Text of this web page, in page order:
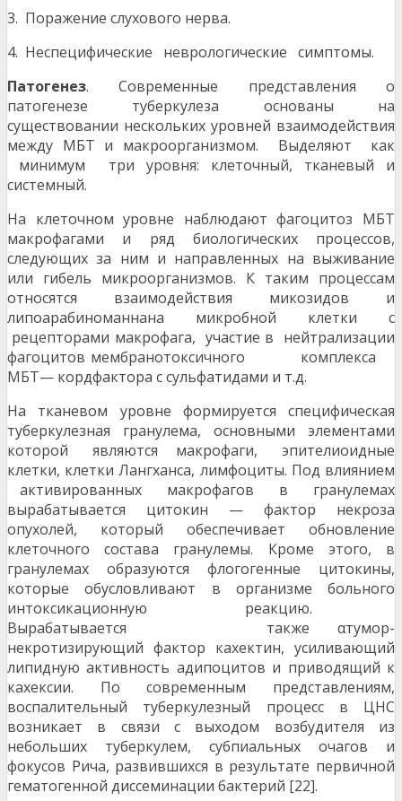
3. Поражение слухового нерва.
4. Неспецифические неврологические симптомы.
Патогенез. Современные представления о
патогенезе туберкулеза основаны на
существовании нескольких уровней взаимодействия
между МБТ и макроорганизмом. Выделяют как
минимум три уровня: клеточный, тканевый и
системный.
На клеточном уровне наблюдают фагоцитоз МБТ
макрофагами и ряд биологических процессов,
следующих за ним и направленных на выживание
или гибель микроорганизмов. К таким процессам
относятся взаимодействия микозидов и
липоарабиноманнана микробной клетки с
рецепторами макрофага, участие в нейтрализации
фагоцитов мембранотоксичного комплекса
МБТ— кордфактора с сульфатидами и т.д.
На тканевом уровне формируется специфическая
туберкулезная гранулема, основными элементами
которой являются макрофаги, эпителиоидные
клетки, клетки Лангханса, лимфоциты. Под влиянием
активированных макрофагов в гранулемах
вырабатывается цитокин — фактор некроза
опухолей, который обеспечивает обновление
клеточного состава гранулемы. Кроме этого, в
гранулемах образуются флогогенные цитокины,
которые обусловливают в организме больного
интоксикационную реакцию.
Вырабатывается также αтумор-
некротизирующий фактор кахектин, усиливающий
липидную активность адипоцитов и приводящий к
кахексии. По современным представлениям,
воспалительный туберкулезный процесс в ЦНС
возникает в связи с выходом возбудителя из
небольших туберкулем, субпиальных очагов и
фокусов Рича, развившихся в результате первичной
гематогенной диссеминации бактерий [22].